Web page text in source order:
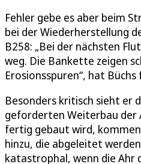
Fehler gebe es aber beim
bei der Wiederherstellung
B258: „Bei der nächsten
weg. Die Bankette zeigen
Erosionsspuren“, hat
Besonders kritisch sieht er
geforderten Weiterbau der
fertig gebaut wird,
hinzu, die abgeleitet
katastrophal, wenn die Ahr